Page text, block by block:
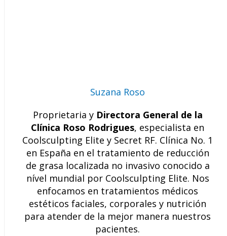
Suzana Roso
Proprietaria y Directora General de la
Clínica Roso Rodrigues, especialista en
Coolsculpting Elite y Secret RF. Clínica No. 1
en España en el tratamiento de reducción
de grasa localizada no invasivo conocido a
nível mundial por Coolsculpting Elite. Nos
enfocamos en tratamientos médicos
estéticos faciales, corporales y nutrición
para atender de la mejor manera nuestros
pacientes.